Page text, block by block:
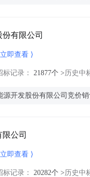
有限公司
立即查看
标记录： 21877个 >历史中
源开发股份有限公司竞价销
公司
立即查看
标记录： 20282个 >历史中